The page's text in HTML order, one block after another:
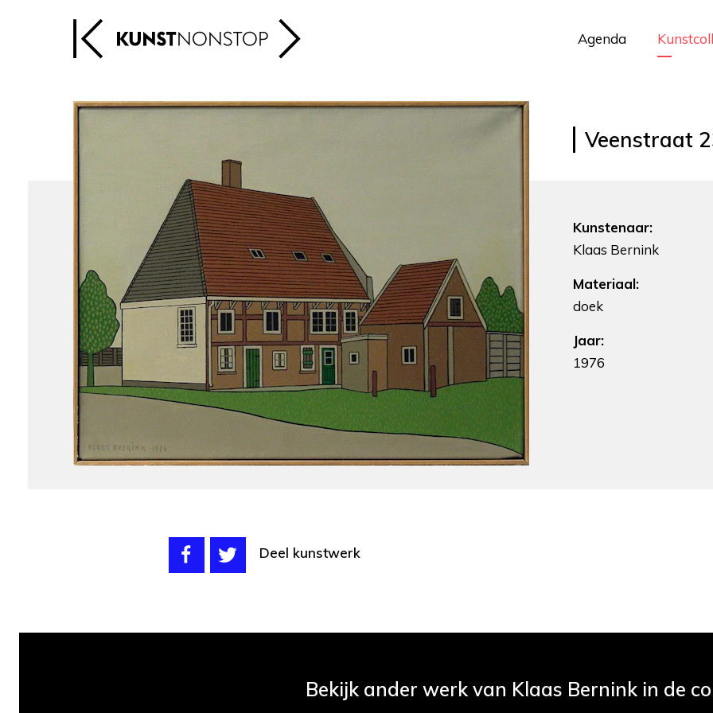
Agenda
Veenstraat
Kunstenaar:
Klaas Bernink
Materiaal:
doek
Jaar:
1976
Deel kunstwerk
Bekijk ander werk van Klaas Bernink in de